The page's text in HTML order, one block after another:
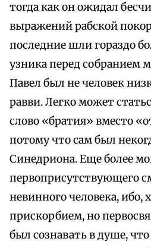
тогда как он ожидал
выражений рабской
последние шли гораздо
узника перед собранием
Павел был не человек
равви. Легко может
слово «братия» вместо
потому что сам был
Синедриона. Еще более
первоприсутствующего
невинного человека, ибо,
прискорбием, но
был сознавать в душе,